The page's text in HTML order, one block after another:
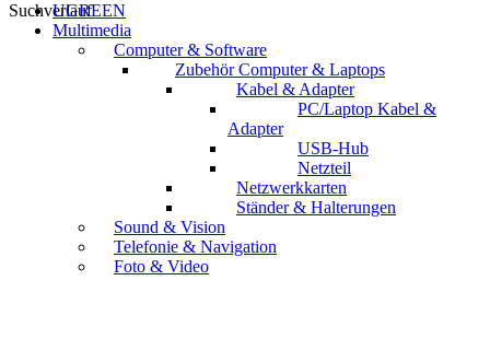
Suchverlauf
UGREEN
Multimedia
Computer & Software
Zubehör Computer & Laptops
Kabel & Adapter
PC/Laptop Kabel &
Adapter
USB-Hub
Netzteil
Netzwerkkarten
Ständer & Halterungen
Sound & Vision
Telefonie & Navigation
Foto & Video